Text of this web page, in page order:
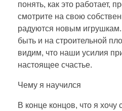
понять, как это работает,
смотрите на свою
радуются новым игрушкам.
быть и на строительной
видим, что наши усилия
настоящее счастье.
Чему я научился
В конце концов, что я хочу